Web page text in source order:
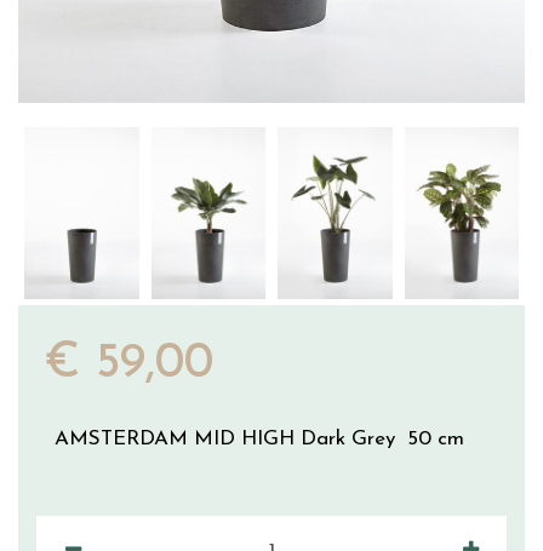
€ 59,00
AMSTERDAM MID HIGH Dark Grey 50 cm